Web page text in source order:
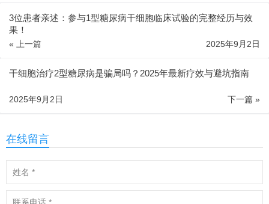
3位患者亲述：参与1型糖尿病干细胞临床试验的完整经历与效
果！
« 上一篇 2025年9月2日
干细胞治疗2型糖尿病是骗局吗？2025年最新疗效与避坑指南
下一篇 »
2025年9月2日
在线留言